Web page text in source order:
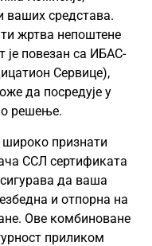
ваших средстава.
жртва непоштене
је повезан са ИБАС-
Сервице),
да посредује у
решење.
признати
ССЛ сертификата
да ваша
и отпорна на
Ове комбиноване
приликом